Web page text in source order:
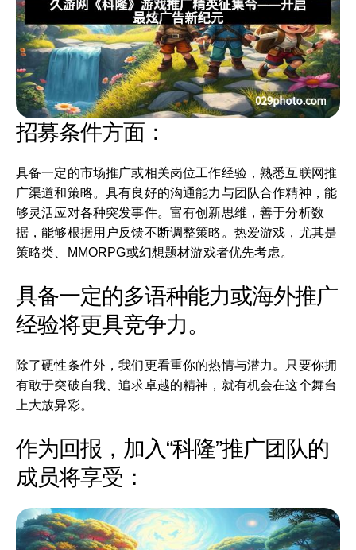
招募条件方面：
具备一定的市场推广或相关岗位工作经验，熟悉互联网推
广渠道和策略。具有良好的沟通能力与团队合作精神，能
够灵活应对各种突发事件。富有创新思维，善于分析数
据，能够根据用户反馈不断调整策略。热爱游戏，尤其是
策略类、MMORPG或幻想题材游戏者优先考虑。
具备一定的多语种能力或海外推广
经验将更具竞争力。
除了硬性条件外，我们更看重你的热情与潜力。只要你拥
有敢于突破自我、追求卓越的精神，就有机会在这个舞台
上大放异彩。
作为回报，加入“科隆”推广团队的
成员将享受：